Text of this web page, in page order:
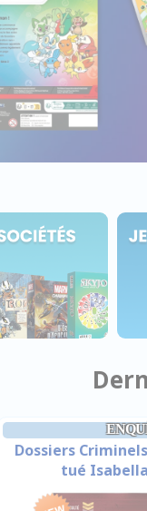
Dossiers
tué